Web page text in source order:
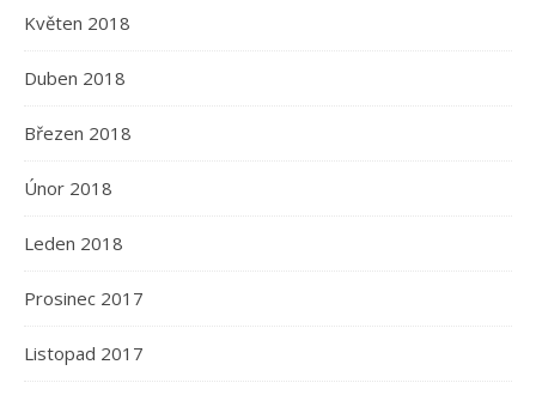
Květen 2018
Duben 2018
Březen 2018
Únor 2018
Leden 2018
Prosinec 2017
Listopad 2017